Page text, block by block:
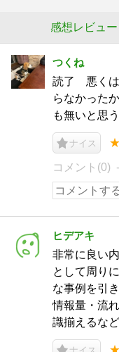
感想レビュー
つくね
読了 悪く
らなかった
も無いと思
ナイス
コメント(0)
ヒデアキ
非常に良い
として周り
な事例を引
情報量・流
識揃えるな